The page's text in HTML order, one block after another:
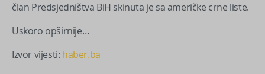
član Predsjedništva BiH skinuta je sa američke crne liste.
Uskoro opširnije…
Izvor vijesti: haber.ba